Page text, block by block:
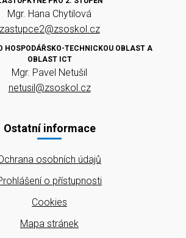
Mgr. Hana Chytilová
zastupce2@zsoskol.cz
HOSPODÁŘSKO-TECHNICKOU OBLAST A
OBLAST ICT
Mgr. Pavel Netušil
netusil@zsoskol.cz
Ostatní informace
osobních údajů
o přístupnosti
Cookies
Mapa stránek